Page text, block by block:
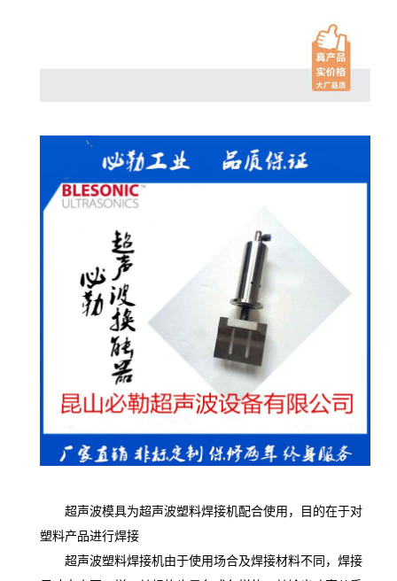
超声波模具为超声波塑料焊接机配合使用，目的在于对
塑料产品进行焊接
超声波塑料焊接机由于使用场合及焊接材料不同，焊接